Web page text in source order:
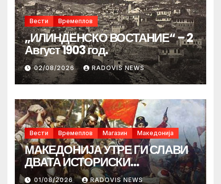
Вести Времеплов
„ИЛИНДЕНСКО ВОСТАНИЕ“ – 2
Август 1903 год.
02/08/2026 RADOVIS NEWS
Вести Времеплов Магазин Македонија
МАКЕДОНИЈА УТРЕ ГИ СЛАВИ
ДВАТА ИСТОРИСКИ
ИЛИНДЕНА!
01/08/2026 RADOVIS NEWS